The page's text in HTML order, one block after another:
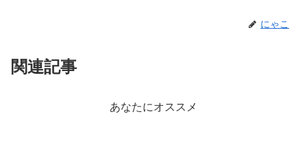
にゃこ
関連記事
あなたにオススメ